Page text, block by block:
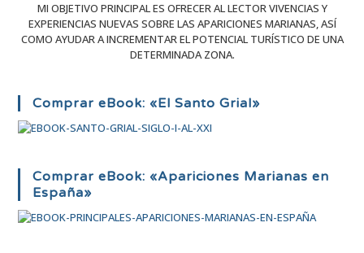
MI OBJETIVO PRINCIPAL ES OFRECER AL LECTOR VIVENCIAS Y
EXPERIENCIAS NUEVAS SOBRE LAS APARICIONES MARIANAS, ASÍ
COMO AYUDAR A INCREMENTAR EL POTENCIAL TURÍSTICO DE UNA
DETERMINADA ZONA.
Comprar eBook: «El Santo Grial»
Comprar eBook: «Apariciones Marianas en
España»